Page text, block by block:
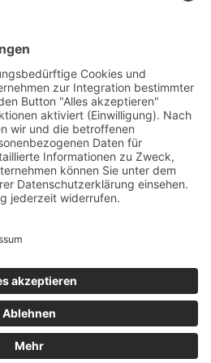
Erstausrüsterqualität nicht aber
Teilenummern OEM und
der leichteren Zuordnung der